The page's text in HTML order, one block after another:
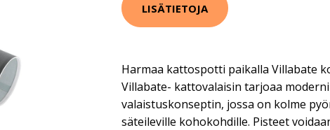
LISÄTIETOJA
Harmaa kattospotti paikalla Villabate
Villabate- kattovalaisin tarjoaa
valaistuskonseptin, jossa on kolme
säteileville kohokohdille. Pisteet